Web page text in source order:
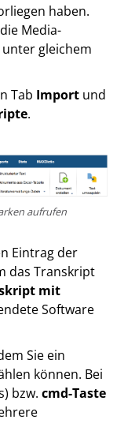
haben.
Media-
gleichem
Tab Import und
.
aufrufen
Eintrag der
das Transkript
mit
Software
Sie ein
können. Bei
bzw.cmd-Taste